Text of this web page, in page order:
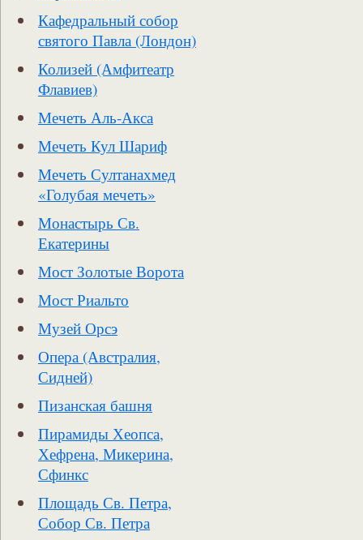
Кафедральный собор
святого Павла (Лондон)
Колизей (Амфитеатр
Флавиев)
Мечеть Аль-Акса
Мечеть Кул Шариф
Мечеть Султанахмед
«Голубая мечеть»
Монастырь Св.
Екатерины
Мост Золотые Ворота
Мост Риальто
Музей Орсэ
Опера (Австралия,
Сидней)
Пизанская башня
Пирамиды Хеопса,
Хефрена, Микерина,
Сфинкс
Площадь Св. Петра,
Собор Св. Петра